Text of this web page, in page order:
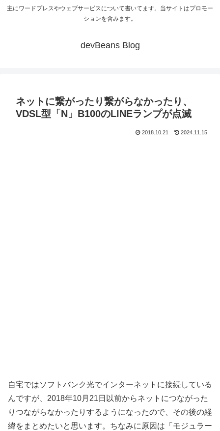
主にワードプレスやウェブサービスについて書いてます。当サイトはプロモー
ションを含みます。
devBeans Blog
ネットに繋がったり繋がらなかったり、
VDSL型「N」B100のLINEランプが点滅
2018.10.21 2024.11.15
自宅ではソフトバンク光でインターネットに接続している
んですが、2018年10月21日以前からネットにつながった
りつながらなかったりするようになったので、その後の経
緯をまとめたいと思います。ちなみに原因は「モジュラー